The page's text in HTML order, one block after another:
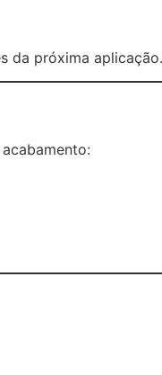
da próxima aplicação.